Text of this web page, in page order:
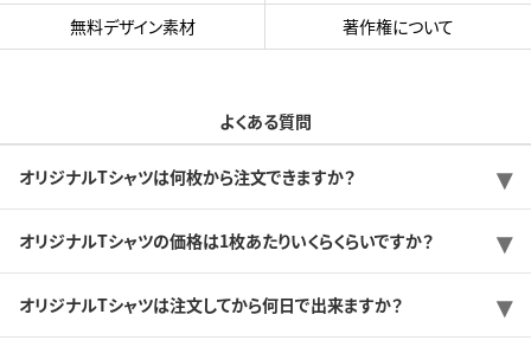
無料デザイン素材
著作権について
よくある質問
オリジナルTシャツは何枚から注文できますか？
オリジナルTシャツの価格は1枚あたりいくらくらいですか？
オリジナルTシャツは注文してから何日で出来ますか？